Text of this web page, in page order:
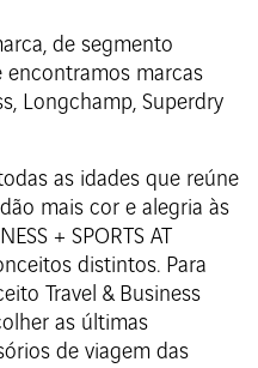
de segmento
encontramos marcas
Longchamp, Superdry
as idades que reúne
mais cor e alegria às
+ SPORTS AT
distintos. Para
Travel & Business
as últimas
de viagem das